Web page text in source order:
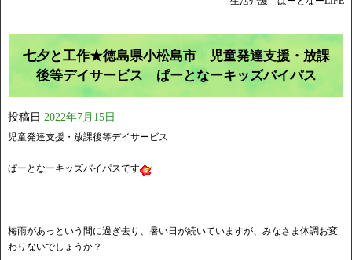
七夕と工作★徳島県小松島市 児童発達支援・放課
後等デイサービス ぱーとなーキッズバイパス
投稿日 2022年7月15日
児童発達支援・放課後等デイサービス
ぱーとなーキッズバイパスです
梅雨があっという間に過ぎ去り、暑い日が続いていますが、みなさま体調お変
わりないでしょうか？